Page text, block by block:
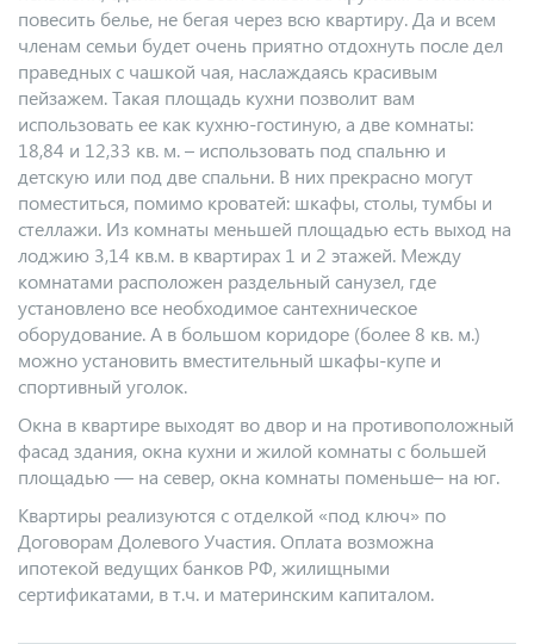
повесить белье, не бегая через всю квартиру. Да и всем
членам семьи будет очень приятно отдохнуть после дел
праведных с чашкой чая, наслаждаясь красивым
пейзажем. Такая площадь кухни позволит вам
использовать ее как кухню-гостиную, а две комнаты:
18,84 и 12,33 кв. м. – использовать под спальню и
детскую или под две спальни. В них прекрасно могут
поместиться, помимо кроватей: шкафы, столы, тумбы и
стеллажи. Из комнаты меньшей площадью есть выход на
лоджию 3,14 кв.м. в квартирах 1 и 2 этажей. Между
комнатами расположен раздельный санузел, где
установлено все необходимое сантехническое
оборудование. А в большом коридоре (более 8 кв. м.)
можно установить вместительный шкафы-купе и
спортивный уголок.
Окна в квартире выходят во двор и на противоположный
фасад здания, окна кухни и жилой комнаты с большей
площадью — на север, окна комнаты поменьше– на юг.
Квартиры реализуются с отделкой «под ключ» по
Договорам Долевого Участия. Оплата возможна
ипотекой ведущих банков РФ, жилищными
сертификатами, в т.ч. и материнским капиталом.